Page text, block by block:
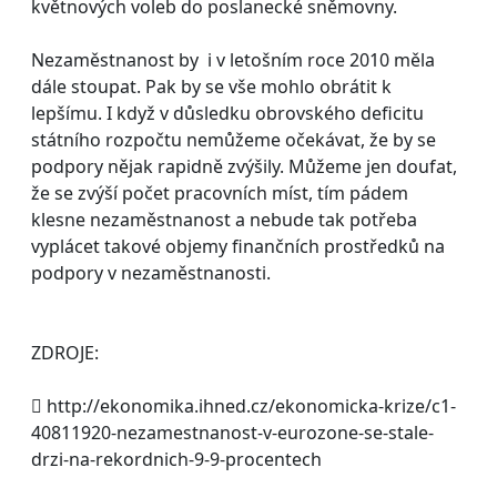
květnových voleb do poslanecké sněmovny.
Nezaměstnanost by i v letošním roce 2010 měla
dále stoupat. Pak by se vše mohlo obrátit k
lepšímu. I když v důsledku obrovského deficitu
státního rozpočtu nemůžeme očekávat, že by se
podpory nějak rapidně zvýšily. Můžeme jen doufat,
že se zvýší počet pracovních míst, tím pádem
klesne nezaměstnanost a nebude tak potřeba
vyplácet takové objemy finančních prostředků na
podpory v nezaměstnanosti.
ZDROJE:
 http://ekonomika.ihned.cz/ekonomicka-krize/c1-
40811920-nezamestnanost-v-eurozone-se-stale-
drzi-na-rekordnich-9-9-procentech